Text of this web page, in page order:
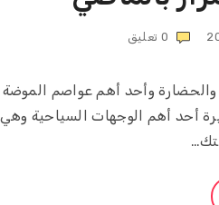
0 تعليق
والحضارة وأحد أهم عواصم الموضة
أحد أهم الوجهات السياحية وهي